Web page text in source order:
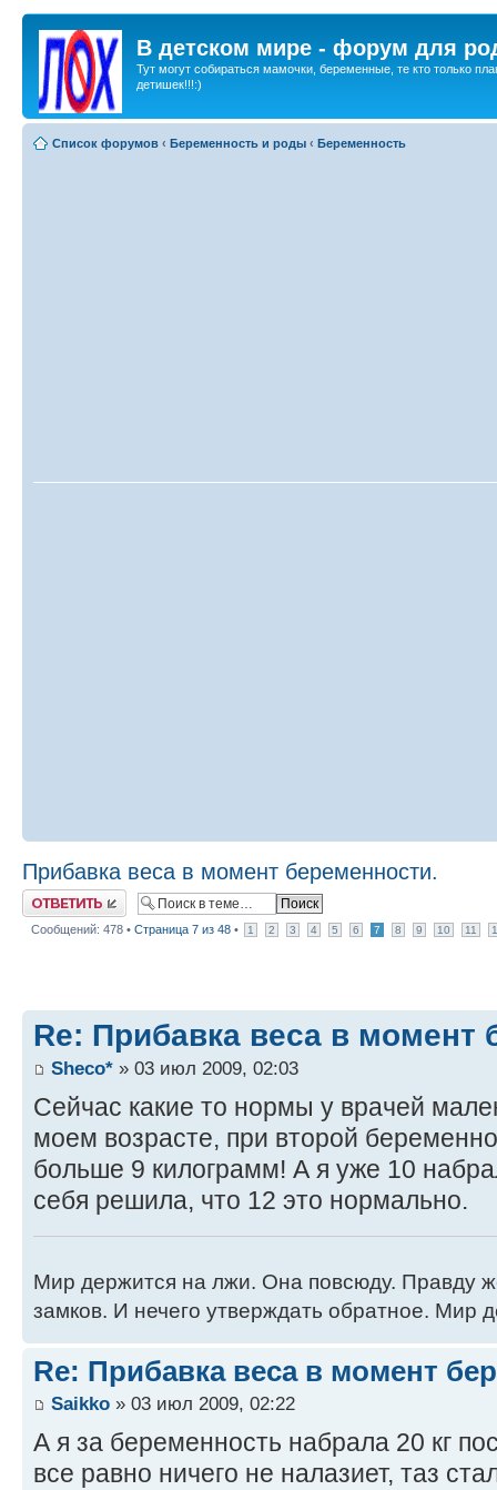
В детском мире - форум для
Тут могут собираться мамочки, беременные, те кто только
детишек!!!:)
Список форумов ‹ Беременность и роды ‹ Беременность
Прибавка веса в момент беременности.
Ответить
Сообщений: 478 • Страница 7 из 48 • 1 2 3 4 5 6 7 8 9 10 11
Re: Прибавка веса в момент
Sheco* » 03 июл 2009, 02:03
Сейчас какие то нормы у врачей
моем возрасте, при второй
больше 9 килограмм! А я уже 10
себя решила, что 12 это нормально.
Мир держится на лжи. Она повсюду. Правду
замков. И нечего утверждать обратное. Мир
Re: Прибавка веса в момент
Saikko » 03 июл 2009, 02:22
А я за беременность набрала 20 кг
все равно ничего не налазиет, таз